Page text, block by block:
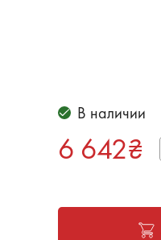
В наличии
6 642₴